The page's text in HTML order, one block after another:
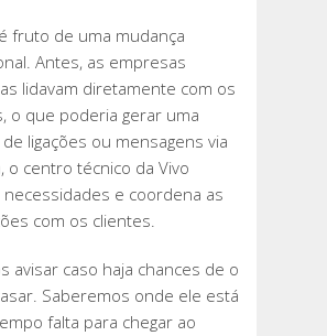
fruto de uma mudança
Antes, as empresas
lidavam diretamente com os
o que poderia gerar uma
ligações ou mensagens via
o centro técnico da Vivo
necessidades e coordena as
com os clientes.
avisar caso haja chances de o
Saberemos onde ele está
falta para chegar ao